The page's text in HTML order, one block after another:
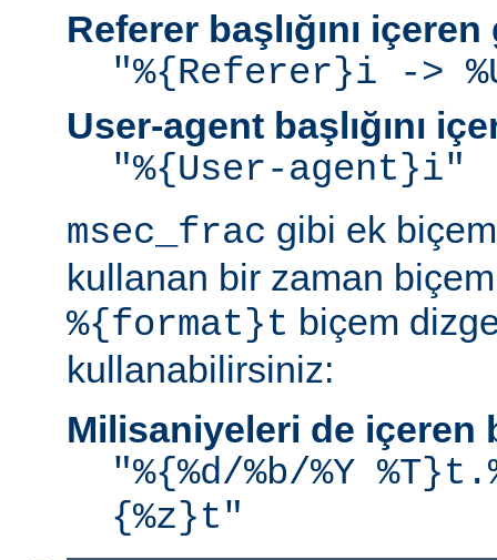
Referer başlığını
"%{Referer}i ->
User-agent başlığını
"%{User-agent}i"
msec_frac gibi ek
kullanan bir zaman
%{format}t biçem
kullanabilirsiniz:
Milisaniyeleri de içeren
"%{%d/%b/%Y
{%z}t"